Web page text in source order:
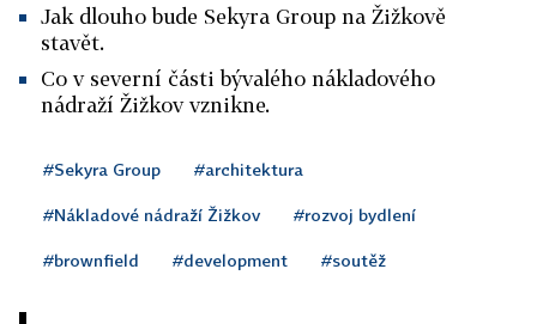
Jak dlouho bude Sekyra Group na Žižkově
stavět.
Co v severní části bývalého nákladového
nádraží Žižkov vznikne.
#Sekyra Group #architektura
#Nákladové nádraží Žižkov #rozvoj bydlení
#brownfield #development #soutěž